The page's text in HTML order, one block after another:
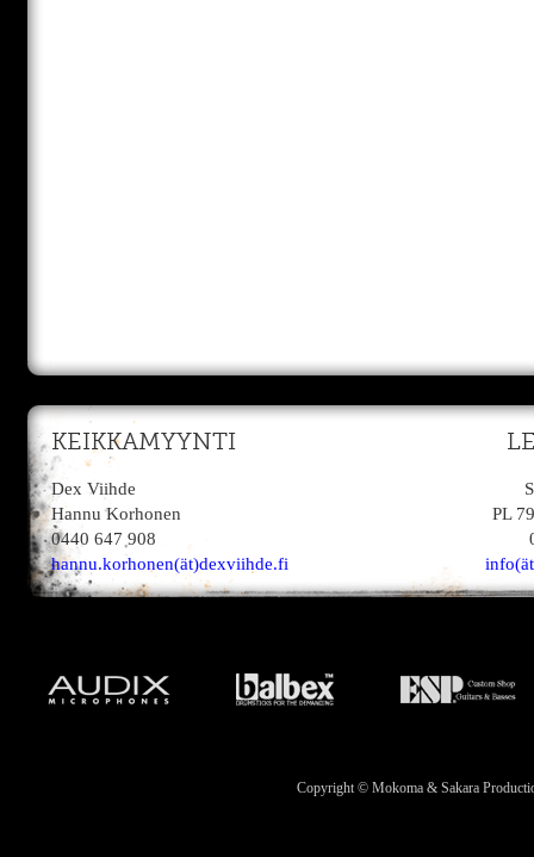
KEIKKAMYYNTI
Dex Viihde
Hannu Korhonen
0440 647 908
hannu.korhonen(ät)dexviihde.fi
PL
Copyright © Mokoma & Sakara